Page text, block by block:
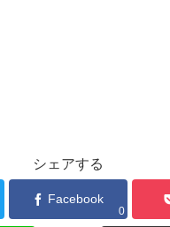
シェアする
Facebook
0